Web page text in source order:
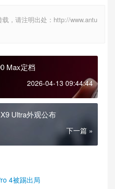
，请注明出处：http://www.antu
Max定档
2026-04-13 09:44:44
Ultra外观公布
下一篇 »
4被踢出局